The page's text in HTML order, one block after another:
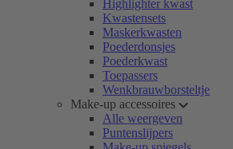
Highlighter kwast
Kwastensets
Maskerkwasten
Poederdonsjes
Poederkwast
Toepassers
Wenkbrauwborsteltje
Make-up accessoires
Alle weergeven
Puntenslijpers